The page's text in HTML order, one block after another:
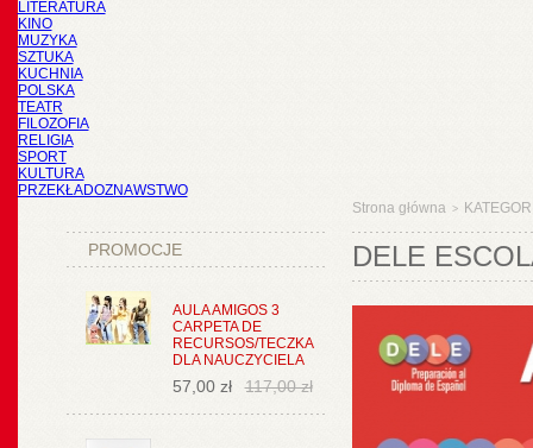
LITERATURA
KINO
MUZYKA
SZTUKA
KUCHNIA
POLSKA
TEATR
FILOZOFIA
RELIGIA
SPORT
KULTURA
PRZEKŁADOZNAWSTWO
PROMOCJE
AULA AMIGOS 3
CARPETA DE
RECURSOS/TECZKA
DLA NAUCZYCIELA
57,00 zł 117,00 zł
Strona główna >
DELE